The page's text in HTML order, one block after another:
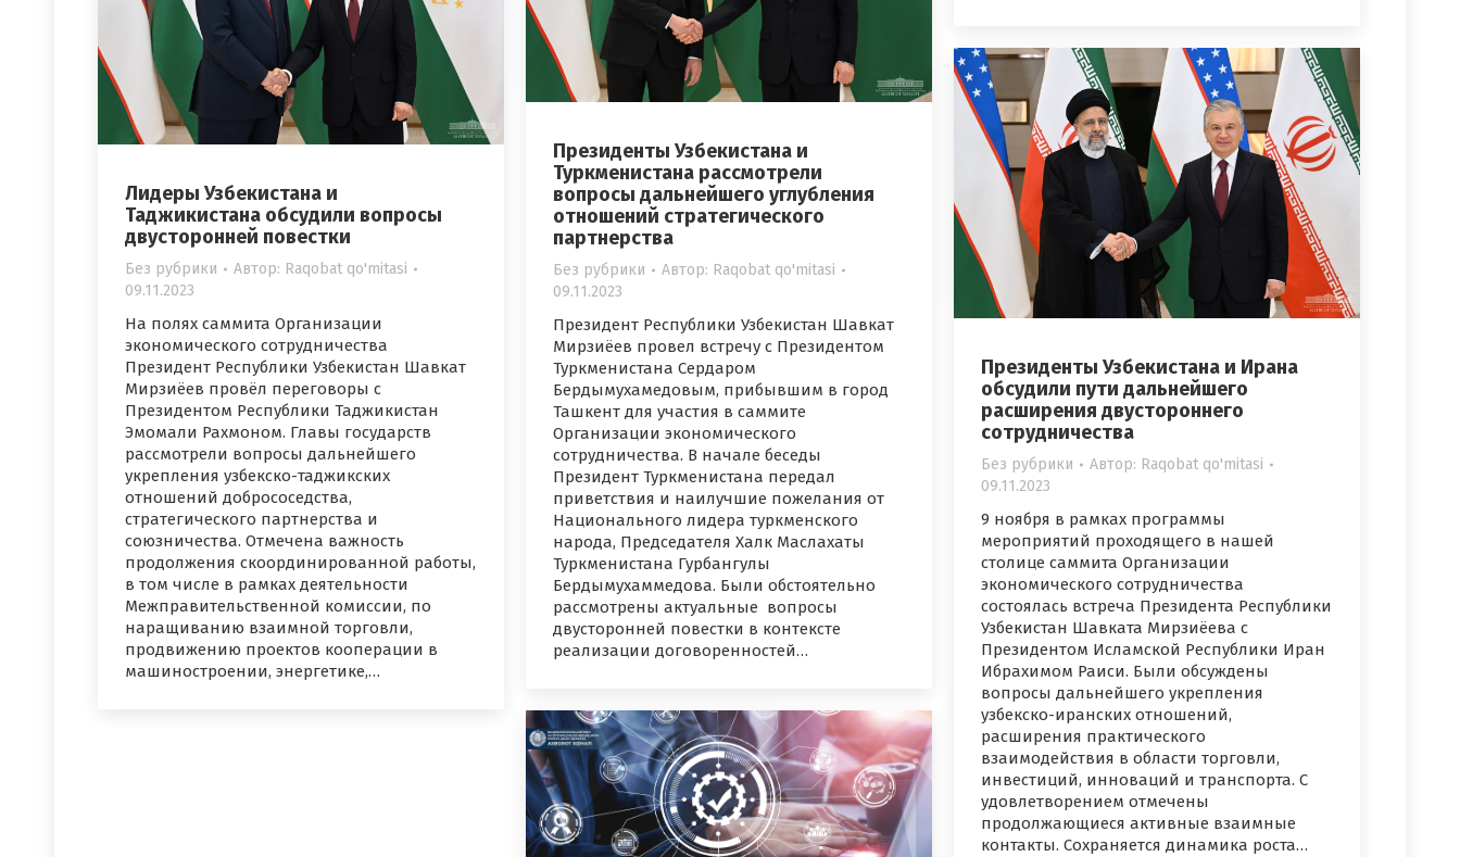
Президенты Узбекистана и
Туркменистана рассмотрели
вопросы дальнейшего углубления
отношений стратегического
партнерства
Без рубрики Автор: Raqobat qo'mitasi
09.11.2023
Президент Республики Узбекистан Шавкат
Мирзиёев провел встречу с Президентом
Туркменистана Сердаром
Бердымухамедовым, прибывшим в город
Ташкент для участия в саммите
Организации экономического
сотрудничества. В начале беседы
Президент Туркменистана передал
приветствия и наилучшие пожелания от
Национального лидера туркменского
народа, Председателя Халк Маслахаты
Туркменистана Гурбангулы
Бердымухаммедова. Были обстоятельно
рассмотрены актуальные вопросы
двусторонней повестки в контексте
реализации договоренностей…
Лидеры Узбекистана и
Таджикистана обсудили вопросы
двусторонней повестки
Без рубрики Автор: Raqobat qo'mitasi
09.11.2023
На полях саммита Организации
экономического сотрудничества
Президент Республики Узбекистан Шавкат
Мирзиёев провёл переговоры с
Президентом Республики Таджикистан
Эмомали Рахмоном. Главы государств
рассмотрели вопросы дальнейшего
укрепления узбекско-таджикских
отношений добрососедства,
стратегического партнерства и
союзничества. Отмечена важность
продолжения скоординированной работы,
в том числе в рамках деятельности
Межправительственной комиссии, по
наращиванию взаимной торговли,
продвижению проектов кооперации в
машиностроении, энергетике,…
Президенты Узбекистана и Ирана
обсудили пути дальнейшего
расширения двустороннего
сотрудничества
Без рубрики Автор: Raqobat qo'mitasi
09.11.2023
9 ноября в рамках программы
мероприятий проходящего в нашей
столице саммита Организации
экономического сотрудничества
состоялась встреча Президента Республики
Узбекистан Шавката Мирзиёева с
Президентом Исламской Республики Иран
Ибрахимом Раиси. Были обсуждены
вопросы дальнейшего укрепления
узбекско-иранских отношений,
расширения практического
взаимодействия в области торговли,
инвестиций, инноваций и транспорта. С
удовлетворением отмечены
продолжающиеся активные взаимные
контакты. Сохраняется динамика роста…